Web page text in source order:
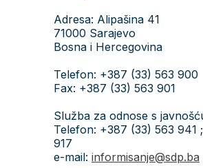
Adresa: Alipašina 41
71000 Sarajevo
Bosna i Hercegovina
Telefon: +387 (33) 563 900
Fax: +387 (33) 563 901
Služba za odnose s
Telefon: +387 (33) 563 941
917
e-mail: informisanje@sdp.ba